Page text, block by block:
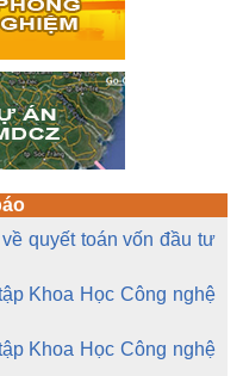
quyết toán vốn đầu tư
Khoa Học Công nghệ
Khoa Học Công nghệ